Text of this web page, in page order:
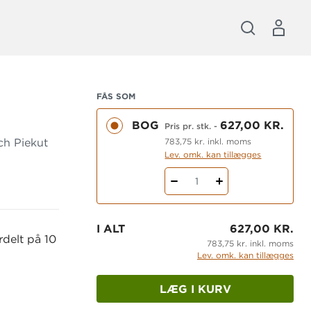
Piekut
på 10
FÅS SOM
BOG Pris pr. stk. - 627,00 KR.
783,75 kr. inkl. moms
Lev. omk. kan tillægges
1
I ALT 627,00 KR.
783,75 kr. inkl. moms
Lev. omk. kan tillægges
LÆG I KURV